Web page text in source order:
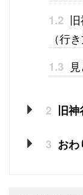
1.2
（行き
1.3
2 旧神
3 おわ